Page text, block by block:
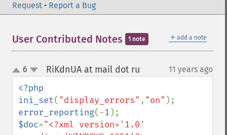
Request • Report a Bug
＋ add a note
User Contributed Notes 1 note
up
down
6 RiKdnUA at mail dot ru 11 years ago
<?php
ini_set( "display_errors" , "on"
error_reporting(-1
$doc="<?xml version='1.0'